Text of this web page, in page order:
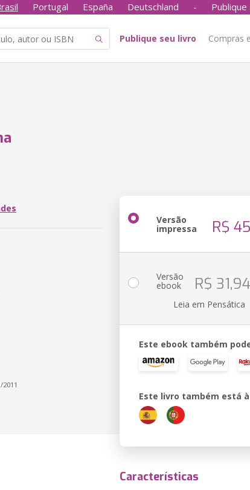
Portugal España Deutschland -
Publique seu livro Compras
Versão
impressa R$
Versão
ebook R$ 31,94
Leia em Pensática
Este ebook também
Este livro também está
Características